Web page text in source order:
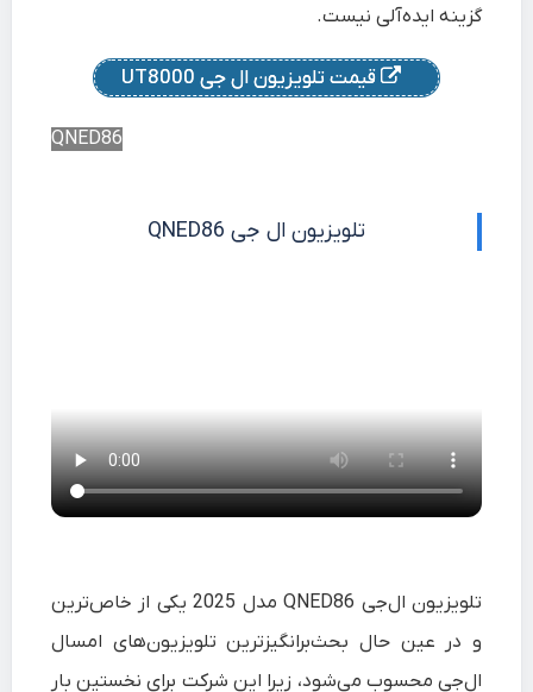
گزینه ایده‌آلی نیست.
قیمت تلویزیون ال جی UT8000
QNED86
تلویزیون ال جی QNED86
تلویزیون ال‌جی QNED86 مدل 2025 یکی از خاص‌ترین
و در عین حال بحث‌برانگیزترین تلویزیون‌های امسال
ال‌جی محسوب می‌شود، زیرا این شرکت برای نخستین بار